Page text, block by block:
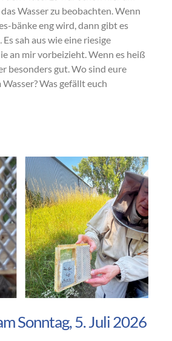
Wasser zu beobachten. Wenn
bänke eng wird, dann gibt es
sah aus wie eine riesige
an mir vorbeizieht. Wenn es heiß
besonders gut. Wo sind eure
Was gefällt euch
Sonntag, 5. Juli 2026